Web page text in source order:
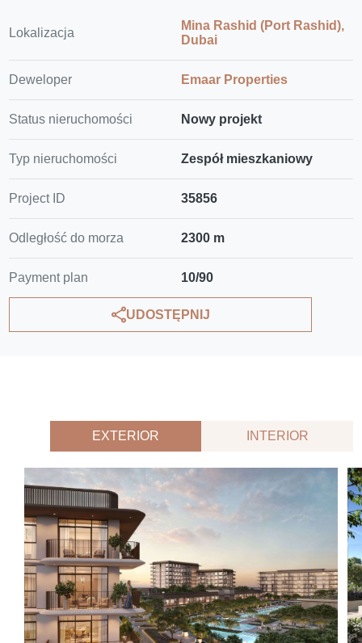
Lokalizacja
Mina Rashid (Port Rashid),
Dubai
Deweloper Emaar Properties
Status nieruchomości Nowy projekt
Typ nieruchomości Zespół mieszkaniowy
Project ID 35856
Odległość do morza 2300 m
Payment plan 10/90
UDOSTĘPNIJ
EXTERIOR INTERIOR